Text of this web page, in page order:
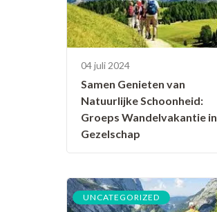
04 juli 2024
Samen Genieten van
Natuurlijke Schoonheid:
Groeps Wandelvakantie in
Gezelschap
UNCATEGORIZED